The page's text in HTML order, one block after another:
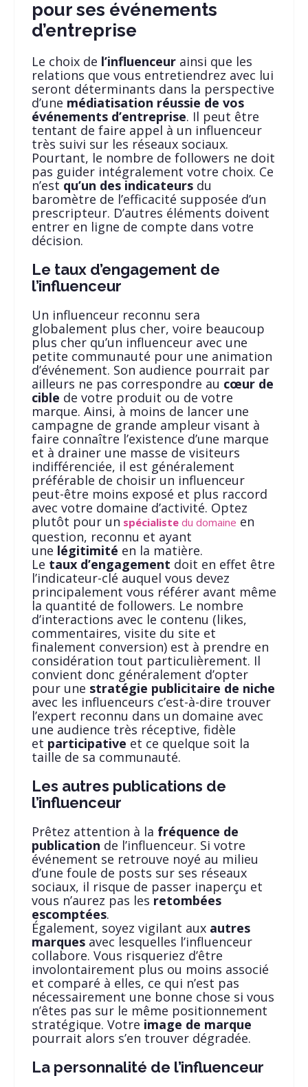
pour ses événements
d’entreprise
Le choix de l’influenceurainsi que les
relations que vous entretiendrez avec lui
seront déterminants dans la perspective
d’une médiatisation réussie de vos
événements d’entreprise. Il peut être
tentant de faire appel à un influenceur
très suivi sur les réseaux sociaux.
Pourtant, le nombre de followers ne doit
pas guider intégralement votre choix. Ce
n’est qu’un des indicateursdu
baromètre de l’efficacité supposée d’un
prescripteur. D’autres éléments doivent
entrer en ligne de compte dans votre
décision.
Le taux d’engagement de
l’influenceur
Un influenceur reconnu sera
globalement plus cher, voire beaucoup
plus cher qu’un influenceur avec une
petite communauté pour une animation
d’événement. Son audience pourrait par
ailleurs ne pas correspondre au cœur de
cible de votre produit ou de votre
marque. Ainsi, à moins de lancer une
campagne de grande ampleur visant à
faire connaître l’existence d’une marque
et à drainer une masse de visiteurs
indifférenciée, il est généralement
préférable de choisir un influenceur
peut-être moins exposé et plus raccord
avec votre domaine d’activité. Optez
plutôt pour un spécialistedu domaine en
question, reconnu et ayant
une légitimité en la matière.
Le taux d’engagement doit en effet être
l’indicateur-clé auquel vous devez
principalement vous référer avant même
la quantité de followers. Le nombre
d’interactions avec le contenu (likes,
commentaires, visite du site et
finalement conversion) est à prendre en
considération tout particulièrement. Il
convient donc généralement d’opter
pour une stratégie publicitaire de niche
avec les influenceurs c’est-à-dire trouver
l’expert reconnu dans un domaine avec
une audience très réceptive, fidèle
et participative et ce quelque soit la
taille de sa communauté.
Les autres publications de
l’influenceur
Prêtez attention à la fréquence de
publication de l’influenceur. Si votre
événement se retrouve noyé au milieu
d’une foule de posts sur ses réseaux
sociaux, il risque de passer inaperçu et
vous n’aurez pas les retombées
escomptées.
Également, soyez vigilant aux autres
marquesavec lesquelles l’influenceur
collabore. Vous risqueriez d’être
involontairement plus ou moins associé
et comparé à elles, ce qui n’est pas
nécessairement une bonne chose si vous
n’êtes pas sur le même positionnement
stratégique. Votre image de marque
pourrait alors s’en trouver dégradée.
La personnalité de l’influenceur